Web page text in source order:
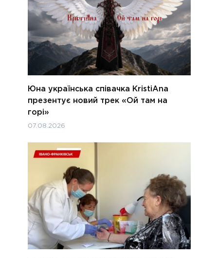
Юна українська співачка KristiAna
презентує новий трек «Ой там на
горі»
07.08.2026